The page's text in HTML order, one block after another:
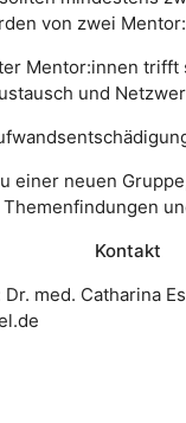
von zwei
Mentor:innen
und
einer neuen
Kontakt
med. Catharina